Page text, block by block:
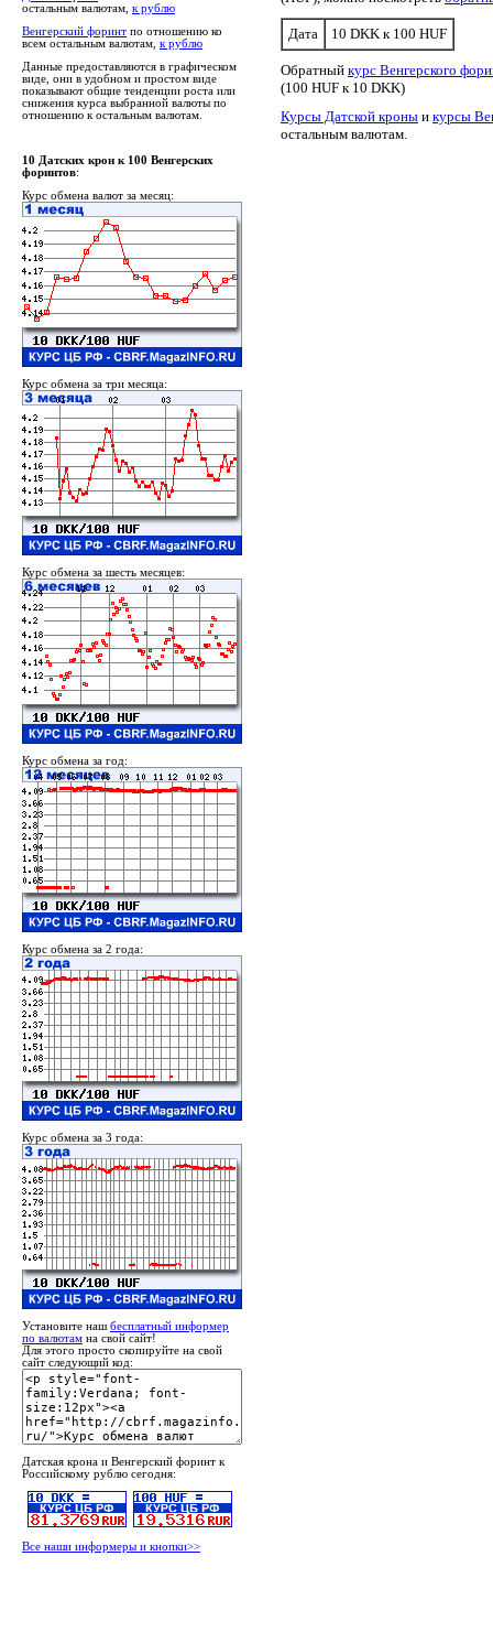
остальным валютам, к рублю
Венгерский форинт по отношению ко
всем остальным валютам, к рублю
Данные предоставляются в графическом
виде, они в удобном и простом виде
показывают общие тенденции роста или
снижения курса выбранной валюты по
отношению к остальным валютам.
Дата 10 DKK к 100 HUF
Обратный курс Венгерского
(100 HUF к 10 DKK)
Курсы Датской кроны и курсы
остальным валютам.
10 Датских крон к 100 Венгерских
форинтов:
Курс обмена валют за месяц:
Курс обмена за три месяца:
Курс обмена за шесть месяцев:
Курс обмена за год:
Курс обмена за 2 года:
Курс обмена за 3 года:
Установите наш бесплатный информер
по валютам на свой сайт!
Для этого просто скопируйте на свой
сайт следующий код:
Датская крона и Венгерский форинт к
Российскому рублю сегодня:
Все наши информеры и кнопки>>